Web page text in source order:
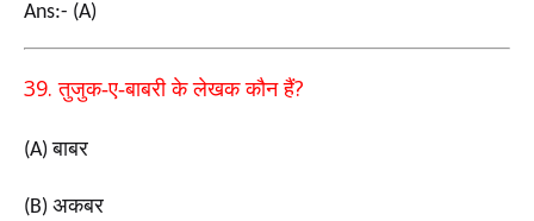
Ans:- (A)
39.तुजुक-ए-बाबरी के लेखक कौन हैं?
(A)बाबर
(B) अकबर